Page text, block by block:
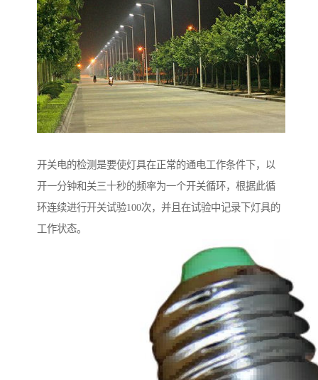
开关电的检测是要使灯具在正常的通电工作条件下，以
开一分钟和关三十秒的频率为一个开关循环，根据此循
环连续进行开关试验100次，并且在试验中记录下灯具的
工作状态。